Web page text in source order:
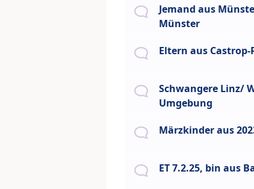
Jemand aus
Münster
Eltern aus Castrop-
Schwangere Linz/
Umgebung
Märzkinder aus
ET 7.2.25, bin aus